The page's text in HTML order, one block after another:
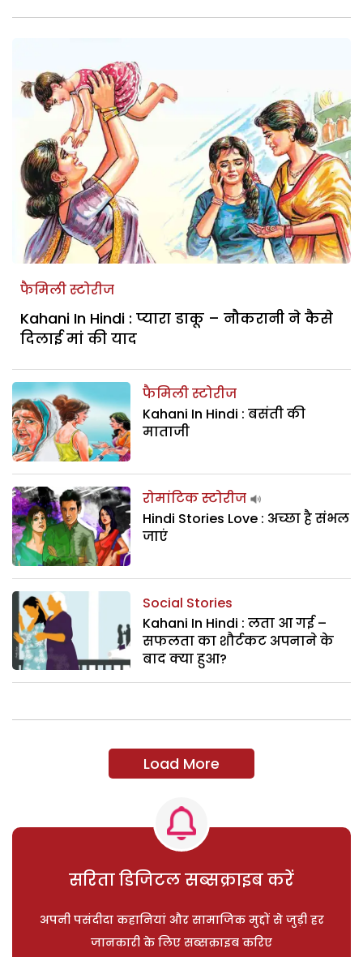
फैमिली स्टोरीज
Kahani In Hindi : प्यारा डाकू – नौकरानी ने कैसे
दिलाई मां की याद
फैमिली स्टोरीज
Kahani In Hindi : बसंती की
माताजी
रोमांटिक स्टोरीज
Hindi Stories Love : अच्‍छा है संभल
जाएं
Social Stories
Kahani In Hindi : लता आ गई –
सफलता का शौर्टकट अपनाने के
बाद क्या हुआ?
Load More
सरिता डिजिटल सब्सक्राइब करें
अपनी पसंदीदा कहानियां और सामाजिक मुद्दों से जुड़ी हर
जानकारी के लिए सब्सक्राइब करिए